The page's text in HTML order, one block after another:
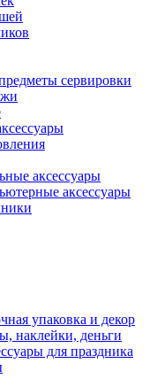
сервировки
аксессуары
аксессуары
упаковка и декор
наклейки, деньги
для праздника